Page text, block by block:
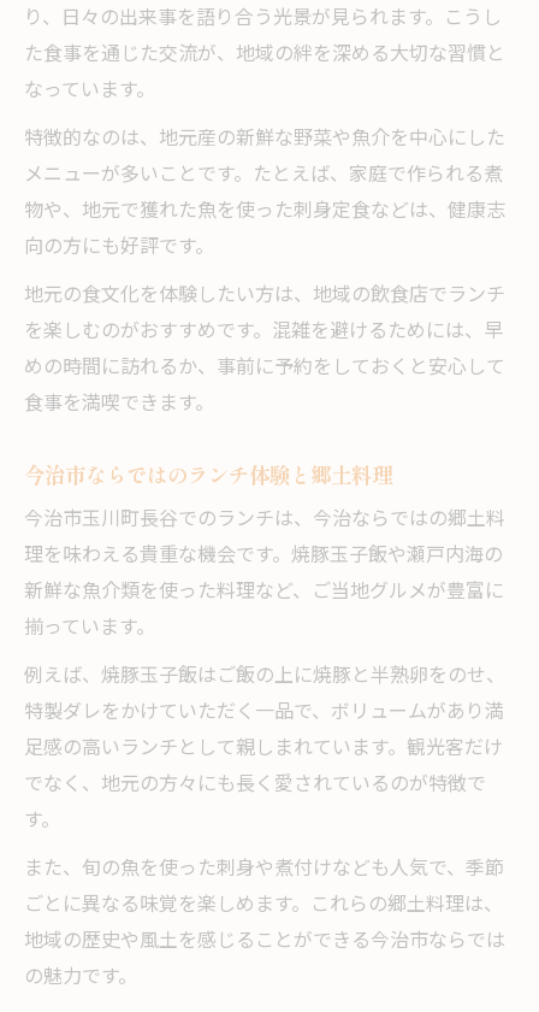
り、日々の出来事を語り合う光景が見られます。こうし
た食事を通じた交流が、地域の絆を深める大切な習慣と
なっています。
特徴的なのは、地元産の新鮮な野菜や魚介を中心にした
メニューが多いことです。たとえば、家庭で作られる煮
物や、地元で獲れた魚を使った刺身定食などは、健康志
向の方にも好評です。
地元の食文化を体験したい方は、地域の飲食店でランチ
を楽しむのがおすすめです。混雑を避けるためには、早
めの時間に訪れるか、事前に予約をしておくと安心して
食事を満喫できます。
今治市ならではのランチ体験と郷土料理
今治市玉川町長谷でのランチは、今治ならではの郷土料
理を味わえる貴重な機会です。焼豚玉子飯や瀬戸内海の
新鮮な魚介類を使った料理など、ご当地グルメが豊富に
揃っています。
例えば、焼豚玉子飯はご飯の上に焼豚と半熟卵をのせ、
特製ダレをかけていただく一品で、ボリュームがあり満
足感の高いランチとして親しまれています。観光客だけ
でなく、地元の方々にも長く愛されているのが特徴で
す。
また、旬の魚を使った刺身や煮付けなども人気で、季節
ごとに異なる味覚を楽しめます。これらの郷土料理は、
地域の歴史や風土を感じることができる今治市ならでは
の魅力です。